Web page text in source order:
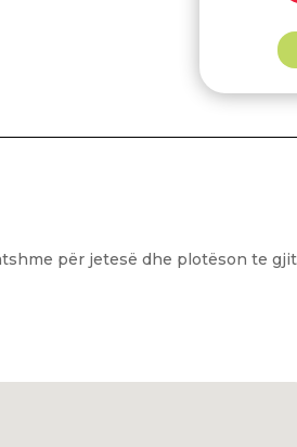
për jetesë dhe plotëson te